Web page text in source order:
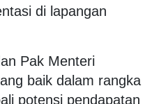
di lapangan
Pak Menteri
baik dalam rangka
potensi pendapatan